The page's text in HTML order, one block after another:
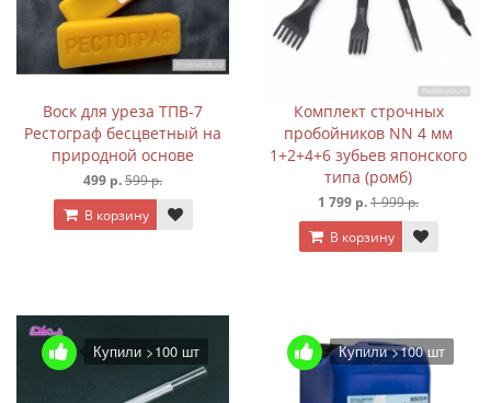
Воск для уреза ТПВ-7
Рестограф бесцветный на
природной основе
499 р.599 р.
В корзину
Комплект строчных
пробойников NN 4 мм
1+2+4+6 зубьев японского
типа (ромб)
1 799 р.1 999 р.
В корзину
Купили >100 шт Купили >100 шт